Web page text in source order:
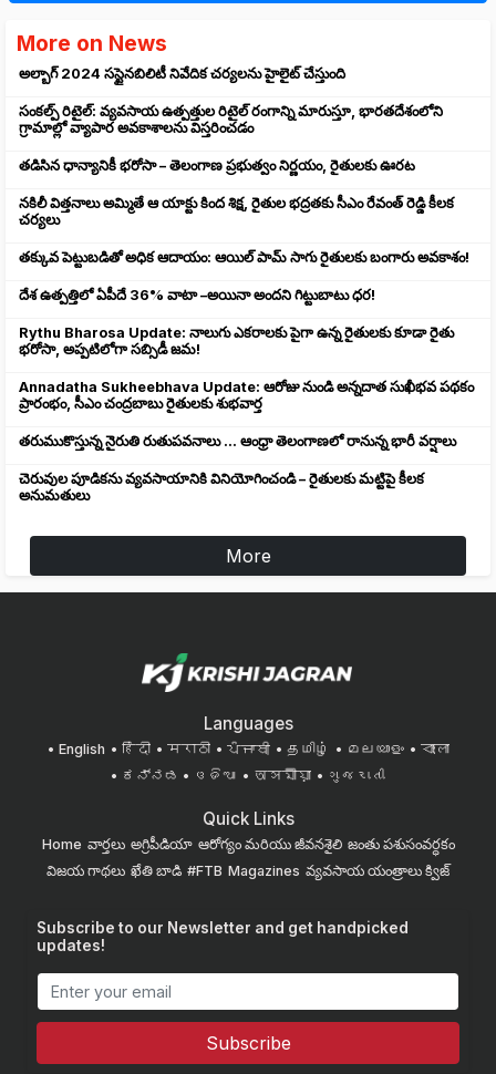
More on News
అల్బాగ్ 2024 సస్టైనబిలిటీ నివేదిక చర్యలను హైలైట్ చేస్తుంది
సంకల్ప్ రిటైల్: వ్యవసాయ ఉత్పత్తుల రిటైల్ రంగాన్ని మారుస్తూ, భారతదేశంలోని
గ్రామాల్లో వ్యాపార అవకాశాలను విస్తరించడం
తడిసిన ధాన్యానికీ భరోసా – తెలంగాణ ప్రభుత్వం నిర్ణయం, రైతులకు ఊరట
నకిలీ విత్తనాలు అమ్మితే ఆ యాక్టు కింద శిక్ష, రైతుల భద్రతకు సీఎం రేవంత్ రెడ్డి కీలక
చర్యలు
తక్కువ పెట్టుబడితో అధిక ఆదాయం: ఆయిల్ పామ్ సాగు రైతులకు బంగారు అవకాశం!
దేశ ఉత్పత్తిలో ఏపీదే 36% వాటా –అయినా అందని గిట్టుబాటు ధర!
Rythu Bharosa Update: నాలుగు ఎకరాలకు పైగా ఉన్న రైతులకు కూడా రైతు
భరోసా, అప్పటిలోగా సబ్సిడీ జమ!
Annadatha Sukheebhava Update: ఆరోజు నుండి అన్నదాత సుఖీభవ పథకం
ప్రారంభం, సీఎం చంద్రబాబు రైతులకు శుభవార్త
తరుముకొస్తున్న నైరుతి రుతుపవనాలు ... ఆంధ్రా తెలంగాణలో రానున్న భారీ వర్షాలు
చెరువుల పూడికను వ్యవసాయానికి వినియోగించండి – రైతులకు మట్టిపై కీలక
అనుమతులు
More
Languages
English हिंदी मराठी ਪੰਜਾਬੀ தமிழ் മലയാളം
বাংলা
ಕನ್ನಡ
ଓଡିଆ অসমীয়া ગુજરાતી
Quick Links
Home వార్తలు అగ్రిపీడియా ఆరోగ్యం మరియు జీవనశైలి జంతు పశుసంవర్ధకం
విజయ గాథలు ఖేతి బాడి #FTB Magazines వ్యవసాయ యంత్రాలు క్విజ్
Subscribe to our Newsletter and get handpicked
updates!
Subscribe